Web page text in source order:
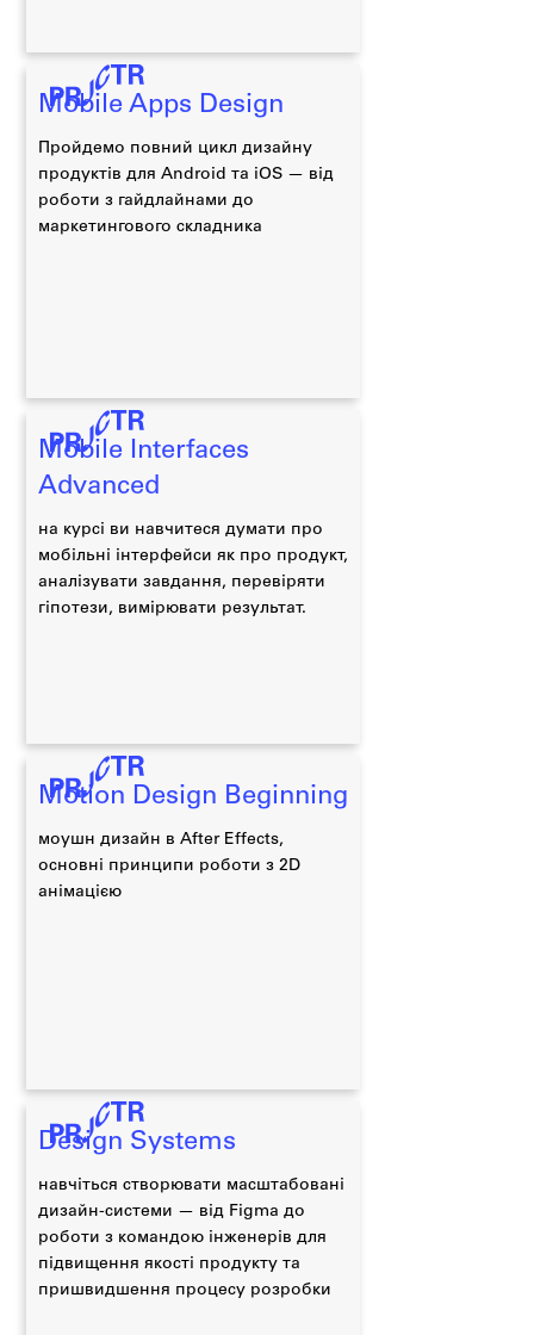
Mobile Apps Design
Пройдемо повний цикл дизайну
продуктів для Android та iOS — від
роботи з гайдлайнами до
маркетингового складника
Mobile Interfaces
Advanced
на курсі ви навчитеся думати про
мобільні інтерфейси як про продукт,
аналізувати завдання, перевіряти
гіпотези, вимірювати результат.
Motion Design Beginning
моушн дизайн в After Effects,
основні принципи роботи з 2D
анімацією
Design Systems
навчіться створювати масштабовані
дизайн-системи — від Figma до
роботи з командою інженерів для
підвищення якості продукту та
пришвидшення процесу розробки